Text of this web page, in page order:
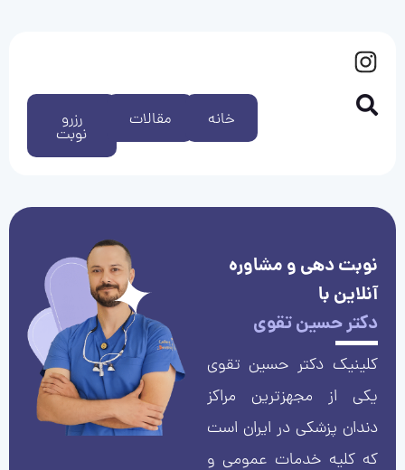
رزرو
نوبت
مقالات خانه
نوبت دهی و مشاوره
آنلاین با
دکتر حسین تقوی
کلینیک دکتر حسین تقوی
یکی از مجهزترین مراکز
دندان پزشکی در ایران است
که کلیه خدمات عمومی و